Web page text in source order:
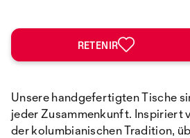
RETENIR
Unsere handgefertigten Tische
jeder Zusammenkunft. Inspiriert
der kolumbianischen Tradition,